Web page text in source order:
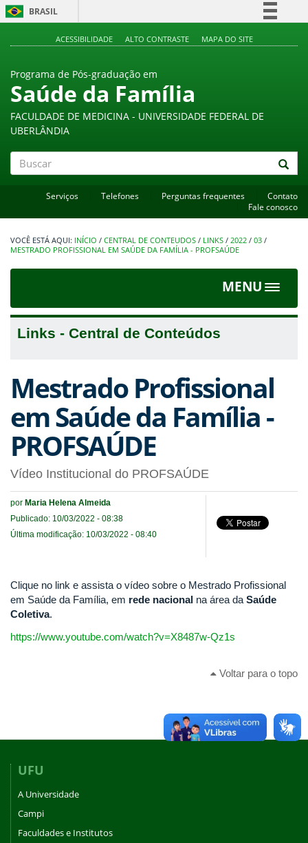
BRASIL
Acesso à informação
Legislação
ACESSIBILIDADE ALTO CONTRASTE MAPA DO SITE
Programa de Pós-graduação em
Saúde da Família
FACULDADE DE MEDICINA - UNIVERSIDADE FEDERAL DE
UBERLÂNDIA
Serviços Telefones Perguntas frequentes
Contato
Fale conosco
INÍCIO / CENTRAL DE CONTEUDOS / LINKS / 2022 / 03 /
MESTRADO PROFISSIONAL EM SAÚDE DA FAMÍLIA - PROFSAÚDE
MENU
Toggle
Links - Central de Conteúdos
Mestrado Profissional
em Saúde da Família -
PROFSAÚDE
Vídeo Institucional do PROFSAÚDE
por Maria Helena Almeida
Publicado: 10/03/2022 - 08:38
Última modificação: 10/03/2022 - 08:40
Clique no link e assista o vídeo sobre o Mestrado Profissional
em Saúde da Família, em rede nacional na área da Saúde
Coletiva.
https://www.youtube.com/watch?v=X8487w-Qz1s
Voltar para o topo
UFU
A Universidade
Campi
Faculdades e Institutos